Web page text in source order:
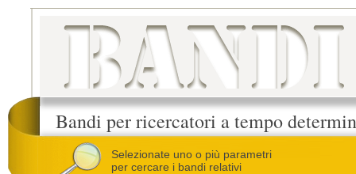
Bandi per ricercatori a tempo
Selezionate uno o più parametri
per cercare i bandi relativi